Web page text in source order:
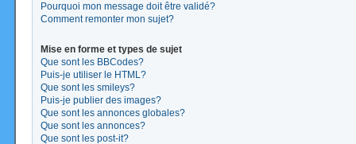
Pourquoi mon message doit être validé?
Comment remonter mon sujet?
Mise en forme et types de sujet
Que sont les BBCodes?
Puis-je utiliser le HTML?
Que sont les smileys?
Puis-je publier des images?
Que sont les annonces globales?
Que sont les annonces?
Que sont les post-it?